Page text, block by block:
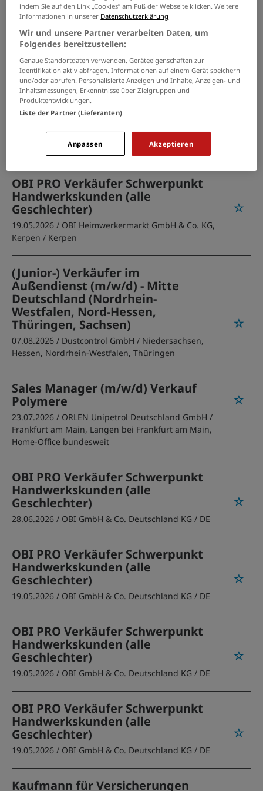
OBI PRO Verkäufer Schwerpunkt
Handwerkskunden (alle
Geschlechter)
22.07.2026 / OBI Heimwerkermarkt GmbH & Co. KG,
Düren / Düren
OBI PRO Verkäufer Schwerpunkt
Handwerkskunden (alle
Geschlechter)
03.06.2026 /OBI GmbH & Co. Deutschland KG /
OBI PRO Verkäufer Schwerpunkt
Handwerkskunden (alle
Geschlechter)
19.05.2026 / OBI Heimwerkermarkt GmbH & Co. KG,
Kerpen / Kerpen
(Junior-) Verkäufer im
Außendienst (m/w/d) - Mitte
Deutschland (Nordrhein-
Westfalen, Nord-Hessen,
Thüringen, Sachsen)
07.08.2026 / Dustcontrol GmbH / Niedersachsen,
Hessen, Nordrhein-Westfalen, Thüringen
Sales Manager (m/w/d) Verkauf
Polymere
23.07.2026 / ORLEN Unipetrol Deutschland GmbH /
Frankfurt am Main, Langen bei Frankfurt am Main,
Home-Office bundesweit
OBI PRO Verkäufer Schwerpunkt
Handwerkskunden (alle
Geschlechter)
28.06.2026 / OBI GmbH & Co. Deutschland KG / DE
OBI PRO Verkäufer Schwerpunkt
Handwerkskunden (alle
Geschlechter)
19.05.2026 / OBI GmbH & Co. Deutschland KG / DE
OBI PRO Verkäufer Schwerpunkt
Handwerkskunden (alle
Geschlechter)
19.05.2026 / OBI GmbH & Co. Deutschland KG / DE
OBI PRO Verkäufer Schwerpunkt
Handwerkskunden (alle
Geschlechter)
19.05.2026 / OBI GmbH & Co. Deutschland KG / DE
Kaufmann für Versicherungen
indem Sie auf den Link „Cookies” am Fuß der Webseite klicken. Weitere
Informationen in unserer Datenschutzerklärung
Wir und unsere Partner verarbeiten Daten, um
Folgendes bereitzustellen:
Genaue Standortdaten verwenden. Geräteeigenschaften zur
Identifikation aktiv abfragen. Informationen auf einem Gerät speichern
und/oder abrufen. Personalisierte Anzeigen und Inhalte, Anzeigen- und
Inhaltsmessungen, Erkenntnisse über Zielgruppen und
Produktentwicklungen.
Liste der Partner (Lieferanten)
Akzeptieren
Anpassen